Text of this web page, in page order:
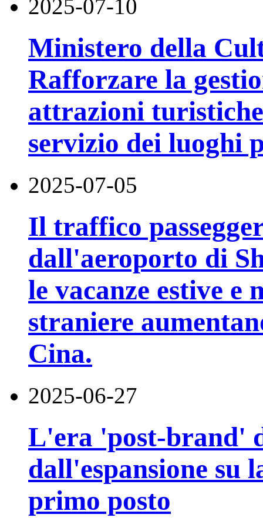
2025-07-10
Ministero della
Rafforzare la
attrazioni
servizio dei luoghi
2025-07-05
Il traffico
dall'aeroporto di
le vacanze estive e
straniere
Cina.
2025-06-27
L'era 'post-brand'
dall'espansione su
primo posto